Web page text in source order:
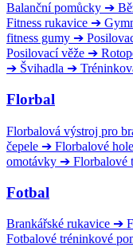
Balanční pomůcky ➔
Fitness rukavice ➔
fitness gumy ➔
Posilovací věže ➔
➔ Švihadla ➔
Florbal
Florbalová výstroj pro
čepele ➔ Florbalové hole
omotávky ➔ Florbalové
Fotbal
Brankářské rukavice ➔
Fotbalové tréninkové